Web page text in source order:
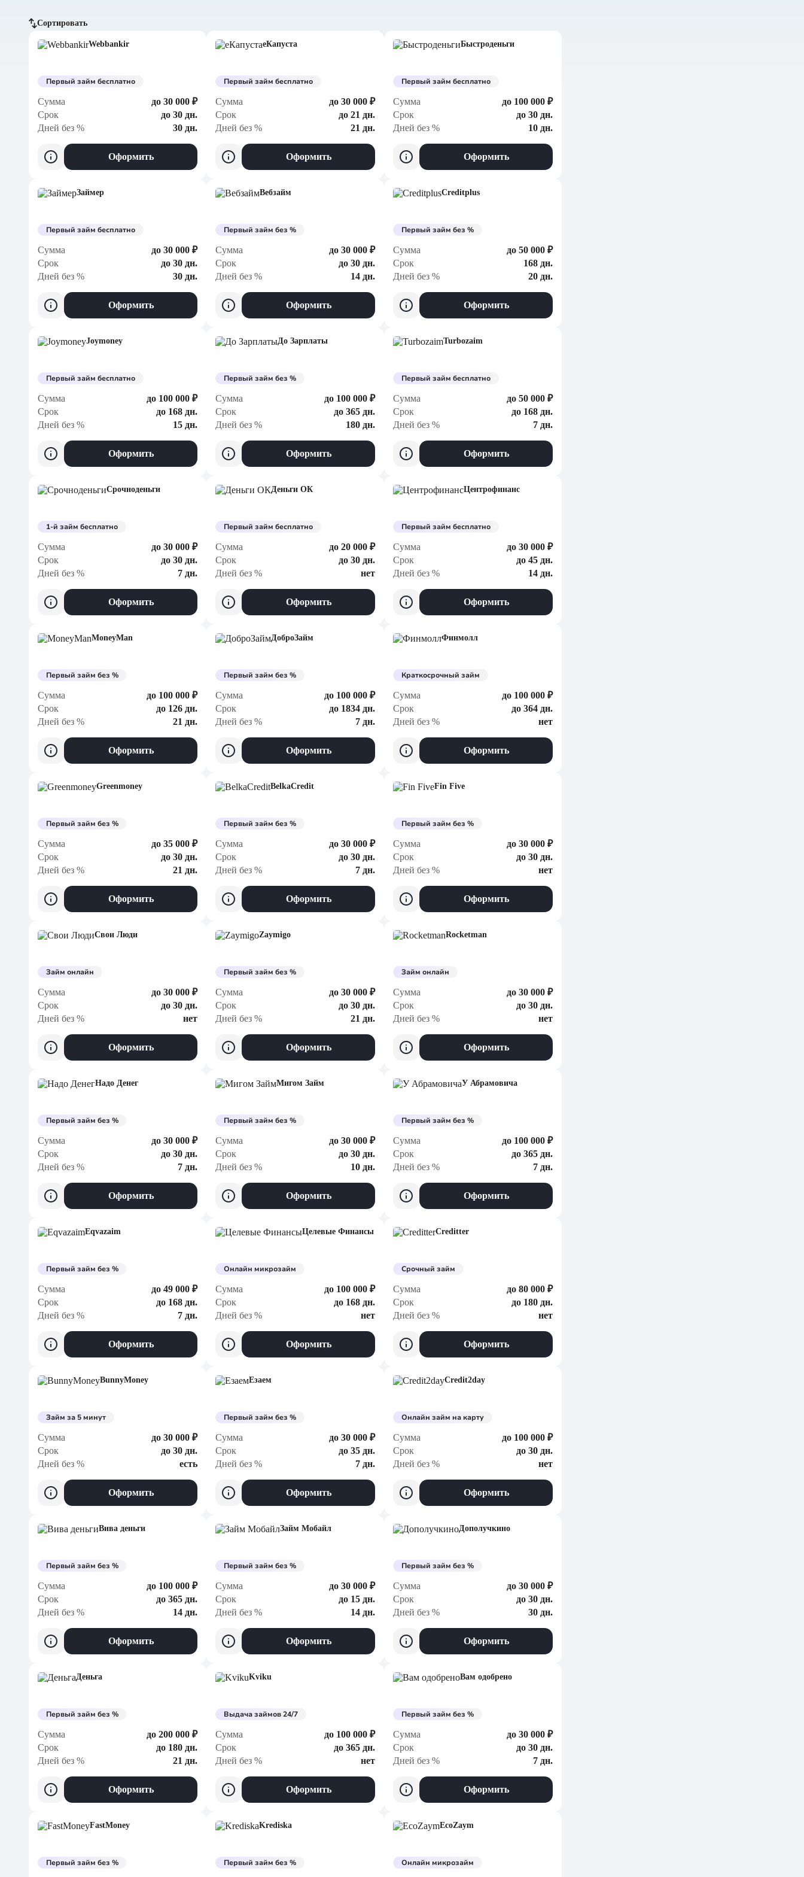
Сортировать
По сумме, меньше
По дням без %
Webbankir
Первый займ бесплатно
Сумма
до 30 000 ₽
Срок
до 30 дн.
Дней без %
30 дн.
Оформить
еКапуста
Первый займ бесплатно
Сумма
до 30 000 ₽
Срок
до 21 дн.
Дней без %
21 дн.
Оформить
Быстроденьги
Первый займ бесплатно
Сумма
до 100 000 ₽
Срок
до 30 дн.
Дней без %
10 дн.
Оформить
Займер
Первый займ бесплатно
Сумма
до 30 000 ₽
Срок
до 30 дн.
Дней без %
30 дн.
Оформить
Вебзайм
Первый займ без %
Сумма
до 30 000 ₽
Срок
до 30 дн.
Дней без %
14 дн.
Оформить
Creditplus
Первый займ без %
Сумма
до 50 000 ₽
Срок
168 дн.
Дней без %
20 дн.
Оформить
Joymoney
Первый займ бесплатно
Сумма
до 100 000 ₽
Срок
до 168 дн.
Дней без %
15 дн.
Оформить
До Зарплаты
Первый займ без %
Сумма
до 100 000 ₽
Срок
до 365 дн.
Дней без %
180 дн.
Оформить
Turbozaim
Первый займ бесплатно
Сумма
до 50 000 ₽
Срок
до 168 дн.
Дней без %
7 дн.
Оформить
Срочноденьги
1-й займ бесплатно
Сумма
до 30 000 ₽
Срок
до 30 дн.
Дней без %
7 дн.
Оформить
Деньги ОК
Первый займ бесплатно
Сумма
до 20 000 ₽
Срок
до 30 дн.
Дней без %
нет
Оформить
Центрофинанс
Первый займ бесплатно
Сумма
до 30 000 ₽
Срок
до 45 дн.
Дней без %
14 дн.
Оформить
MoneyMan
Первый займ без %
Сумма
до 100 000 ₽
Срок
до 126 дн.
Дней без %
21 дн.
Оформить
ДоброЗайм
Первый займ без %
Сумма
до 100 000 ₽
Срок
до 1834 дн.
Дней без %
7 дн.
Оформить
Финмолл
Краткосрочный займ
Сумма
до 100 000 ₽
Срок
до 364 дн.
Дней без %
нет
Оформить
Greenmoney
Первый займ без %
Сумма
до 35 000 ₽
Срок
до 30 дн.
Дней без %
21 дн.
Оформить
BelkaCredit
Первый займ без %
Сумма
до 30 000 ₽
Срок
до 30 дн.
Дней без %
7 дн.
Оформить
Fin Five
Первый займ без %
Сумма
до 30 000 ₽
Срок
до 30 дн.
Дней без %
нет
Оформить
Свои Люди
Займ онлайн
Сумма
до 30 000 ₽
Срок
до 30 дн.
Дней без %
нет
Оформить
Zaymigo
Первый займ без %
Сумма
до 30 000 ₽
Срок
до 30 дн.
Дней без %
21 дн.
Оформить
Rocketman
Займ онлайн
Сумма
до 30 000 ₽
Срок
до 30 дн.
Дней без %
нет
Оформить
Надо Денег
Первый займ без %
Сумма
до 30 000 ₽
Срок
до 30 дн.
Дней без %
7 дн.
Оформить
Мигом Займ
Первый займ без %
Сумма
до 30 000 ₽
Срок
до 30 дн.
Дней без %
10 дн.
Оформить
У Абрамовича
Первый займ без %
Сумма
до 100 000 ₽
Срок
до 365 дн.
Дней без %
7 дн.
Оформить
Eqvazaim
Первый займ без %
Сумма
до 49 000 ₽
Срок
до 168 дн.
Дней без %
7 дн.
Оформить
Целевые Финансы
Онлайн микрозайм
Сумма
до 100 000 ₽
Срок
до 168 дн.
Дней без %
нет
Оформить
Creditter
Срочный займ
Сумма
до 80 000 ₽
Срок
до 180 дн.
Дней без %
нет
Оформить
BunnyMoney
Займ за 5 минут
Сумма
до 30 000 ₽
Срок
до 30 дн.
Дней без %
есть
Оформить
Езаем
Первый займ без %
Сумма
до 30 000 ₽
Срок
до 35 дн.
Дней без %
7 дн.
Оформить
Credit2day
Онлайн займ на карту
Сумма
до 100 000 ₽
Срок
до 30 дн.
Дней без %
нет
Оформить
Вива деньги
Первый займ без %
Сумма
до 100 000 ₽
Срок
до 365 дн.
Дней без %
14 дн.
Оформить
Займ Мобайл
Первый займ без %
Сумма
до 30 000 ₽
Срок
до 15 дн.
Дней без %
14 дн.
Оформить
Дополучкино
Первый займ без %
Сумма
до 30 000 ₽
Срок
до 30 дн.
Дней без %
30 дн.
Оформить
Деньга
Первый займ без %
Сумма
до 200 000 ₽
Срок
до 180 дн.
Дней без %
21 дн.
Оформить
Kviku
Выдача займов 24/7
Сумма
до 100 000 ₽
Срок
до 365 дн.
Дней без %
нет
Оформить
Вам одобрено
Первый займ без %
Сумма
до 30 000 ₽
Срок
до 30 дн.
Дней без %
7 дн.
Оформить
FastMoney
Первый займ без %
Krediska
Первый займ без %
EcoZaym
Онлайн микрозайм